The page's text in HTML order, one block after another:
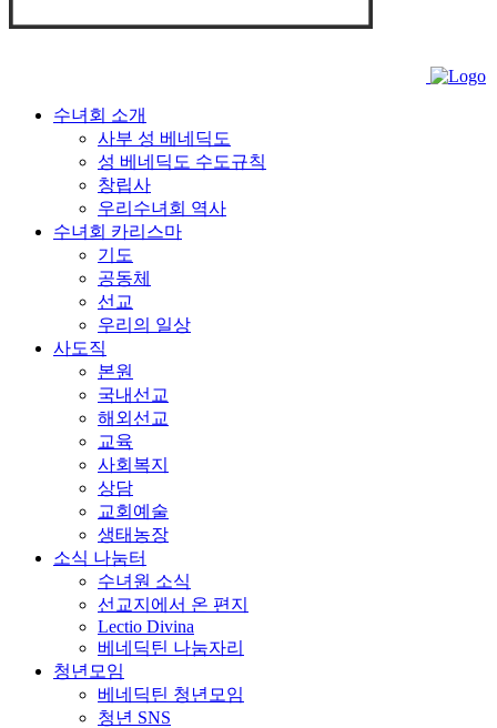
수녀회 소개
사부 성 베네딕도
성 베네딕도 수도규칙
창립사
우리수녀회 역사
수녀회 카리스마
기도
공동체
선교
우리의 일상
사도직
본원
국내선교
해외선교
교육
사회복지
상담
교회예술
생태농장
소식 나눔터
수녀원 소식
선교지에서 온 편지
Lectio Divina
베네딕틴 나눔자리
청년모임
베네딕틴 청년모임
청년 SNS